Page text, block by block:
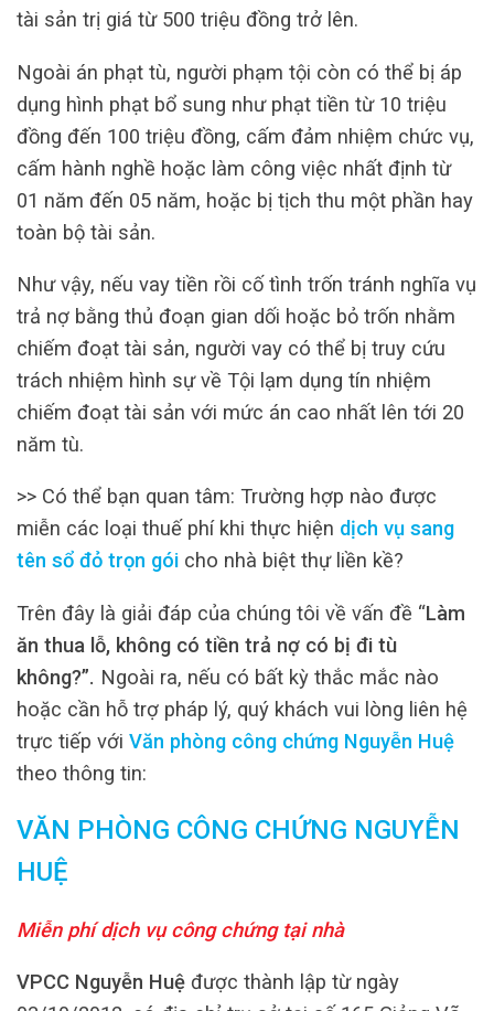
tài sản trị giá từ 500 triệu đồng trở lên.
Ngoài án phạt tù, người phạm tội còn có thể bị áp
dụng hình phạt bổ sung như phạt tiền từ 10 triệu
đồng đến 100 triệu đồng, cấm đảm nhiệm chức vụ,
cấm hành nghề hoặc làm công việc nhất định từ
01 năm đến 05 năm, hoặc bị tịch thu một phần hay
toàn bộ tài sản.
Như vậy, nếu vay tiền rồi cố tình trốn tránh nghĩa vụ
trả nợ bằng thủ đoạn gian dối hoặc bỏ trốn nhằm
chiếm đoạt tài sản, người vay có thể bị truy cứu
trách nhiệm hình sự về Tội lạm dụng tín nhiệm
chiếm đoạt tài sản với mức án cao nhất lên tới 20
năm tù.
>> Có thể bạn quan tâm: Trường hợp nào được
miễn các loại thuế phí khi thực hiện dịch vụ sang
tên sổ đỏ trọn gói cho nhà biệt thự liền kề?
Trên đây là giải đáp của chúng tôi về vấn đề “Làm
ăn thua lỗ, không có tiền trả nợ có bị đi tù
không?”. Ngoài ra, nếu có bất kỳ thắc mắc nào
hoặc cần hỗ trợ pháp lý, quý khách vui lòng liên hệ
trực tiếp với Văn phòng công chứng Nguyễn Huệ
theo thông tin:
VĂN PHÒNG CÔNG CHỨNG NGUYỄN
HUỆ
Miễn phí dịch vụ công chứng tại nhà
VPCC Nguyễn Huệ được thành lập từ ngày